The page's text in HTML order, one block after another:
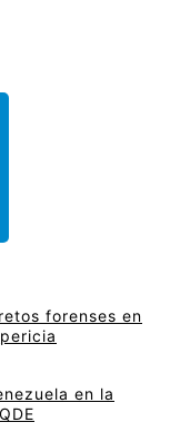
forenses en
en la